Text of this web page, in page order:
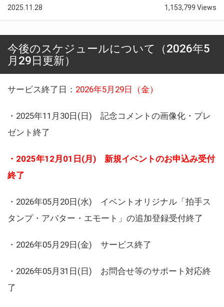
2025.11.28 1,153,799 Views
今後のスケジュールについて（2026年5
月29日更新）
サービス終了日： 2026年5月29日（金）
・2025年11月30日(日) 記念コメントの画像化・プレ
ゼント終了
・2025年12月01日(月) 新規イベントのお申込み受付
終了
・2026年05月20日(水) イベントオリジナル「拍手ス
タンプ・アバター・エモート」の追加登録受付終了
・2026年05月29日(金) サービス終了
・2026年05月31日(日) お問合せ等のサポート対応終
了